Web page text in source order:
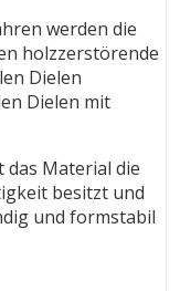
werden die
holzzerstörende
Dielen
Dielen mit
das Material die
besitzt und
und formstabil